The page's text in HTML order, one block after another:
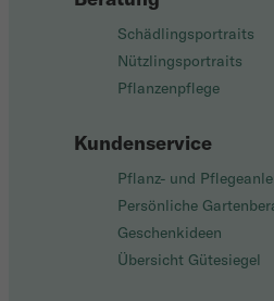
Schädlingsportraits
Nützlingsportraits
Pflanzenpflege
Kundenservice
Pflanz- und
Persönliche
Geschenkideen
Übersicht Gütesiegel